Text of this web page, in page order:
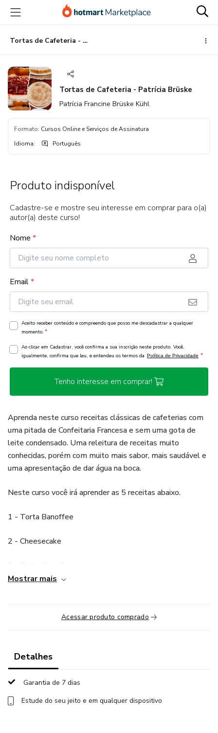
para
conteúdo
principal
para
pagamento
para
rodapé
Tortas de Cafeteria - Patrícia Brüske
Tortas de Cafeteria - Patrícia Brüske
Patrícia Francine Brüske Kühl
Formato: Cursos Online e Serviços de Assinatura
Idioma: Português
Produto indisponível
Cadastre-se e mostre seu interesse em comprar para o(a)
autor(a) deste curso!
Nome *
Email*
Aceito receber conteúdo e compreendo que posso me descadastrar a qualquer
momento. *
Ao clicar em Cadastrar, você confirma a sua inscrição neste produto. Você,
igualmente, confirma que leu, e entendeu os termos da Política de Privacidade *
Tenho interesse em comprar!
Aprenda neste curso receitas clássicas de cafeterias com
uma pitada de Confeitaria Francesa e sem uma gota de
leite condensado. Uma releitura de receitas muito
conhecidas, porém com muito mais sabor, mais saudável e
uma apresentação de dar água na boca.
Neste curso você irá aprender as 5 receitas abaixo.
1 - Torta Banoffee
2 - Cheesecake
5 - Torta de Limão
para cafeterias e meus clientes. Nestas consultorias
concorrência, ensino aos confeiteiros como podem aplicar
deixar os doces mais saborosos com ingredientes simples
Mostrar mais
Acessar produto comprado
Detalhes
Garantia de 7 dias
Estude do seu jeito e em qualquer dispositivo